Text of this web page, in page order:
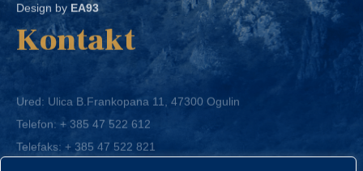
Kontakt
Ured: Ulica B.Frankopana 11, 47300 Ogulin
Telefon:+ 385 47 522 612
Telefaks:+ 385 47 522 821
E-mail:grad-ogulin@ogulin.hr